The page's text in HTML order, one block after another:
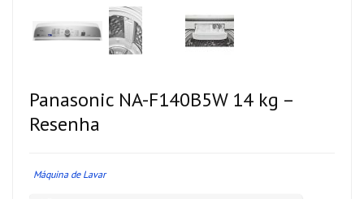
Panasonic NA-F140B5W 14 kg –
Resenha
Máquina de Lavar